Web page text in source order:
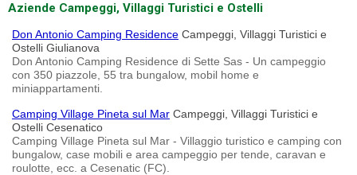
Aziende Campeggi, Villaggi Turistici e Ostelli
Don Antonio Camping Residence Campeggi, Villaggi Turistici e
Ostelli Giulianova
Don Antonio Camping Residence di Sette Sas - Un campeggio
con 350 piazzole, 55 tra bungalow, mobil home e
miniappartamenti.
Camping Village Pineta sul Mar Campeggi, Villaggi Turistici e
Ostelli Cesenatico
Camping Village Pineta sul Mar - Villaggio turistico e camping con
bungalow, case mobili e area campeggio per tende, caravan e
roulotte, ecc. a Cesenatic (FC).